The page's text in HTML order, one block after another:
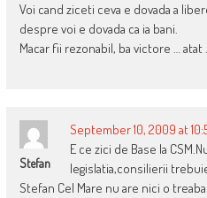
Voi cand ziceti ceva e dovada a
despre voi e dovada ca ia bani.
Macar fii rezonabil, ba victore … atat
Stefan
September 10, 2009 at
E ce zici de Base la
legislatia,consilierii
Stefan Cel Mare nu are nici o